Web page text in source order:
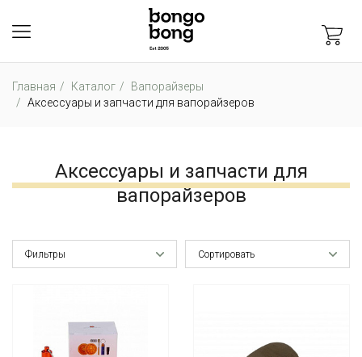
Главная Каталог
Вапорайзеры
Аксессуары и запчасти для вапорайзеров
Аксессуары и запчасти для
вапорайзеров
Фильтры Сортировать